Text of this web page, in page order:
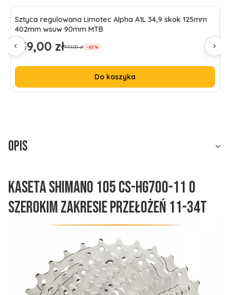
Sztyca regulowana Limotec Alpha A1L 34,9 skok 125mm
402mm wsuw 90mm MTB
Cena promocyjna
159,00 zł449,00 zł -65%
Do koszyka
Opis
Kaseta Shimano 105 CS-HG700-11 o
szerokim zakresie przełożeń 11-34T